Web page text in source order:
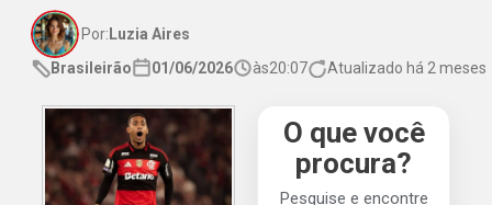
Por: Luzia Aires
Brasileirão
01/06/2026 às20:07 Atualizado há 2 meses
O que você
procura?
Pesquise e encontre